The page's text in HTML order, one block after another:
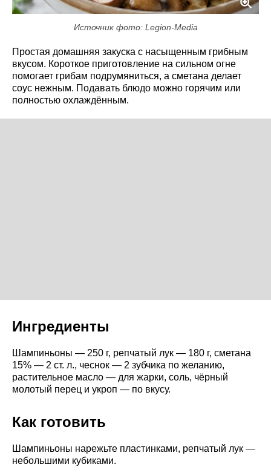
Источник фото: Legion-Media
Простая домашняя закуска с насыщенным грибным
вкусом. Короткое приготовление на сильном огне
помогает грибам подрумяниться, а сметана делает
соус нежным. Подавать блюдо можно горячим или
полностью охлаждённым.
Ингредиенты
Шампиньоны — 250 г, репчатый лук — 180 г, сметана
15% — 2 ст. л., чеснок — 2 зубчика по желанию,
растительное масло — для жарки, соль, чёрный
молотый перец и укроп — по вкусу.
Как готовить
Шампиньоны нарежьте пластинками, репчатый лук —
небольшими кубиками.